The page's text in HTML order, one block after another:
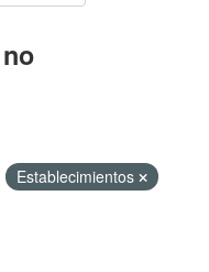
Establecimientos